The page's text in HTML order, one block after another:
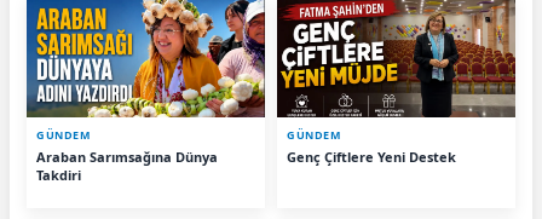
GÜNDEM
Araban Sarımsağına Dünya
Takdiri
GÜNDEM
Genç Çiftlere Yeni Destek